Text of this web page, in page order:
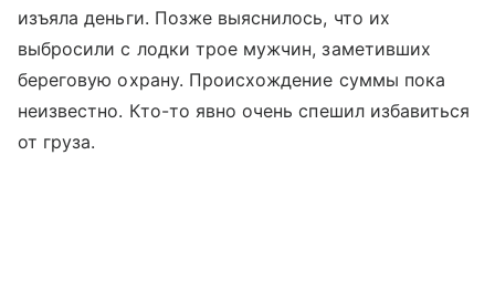
изъяла деньги. Позже выяснилось, что их
выбросили с лодки трое мужчин, заметивших
береговую охрану. Происхождение суммы пока
неизвестно. Кто-то явно очень спешил избавиться
от груза.